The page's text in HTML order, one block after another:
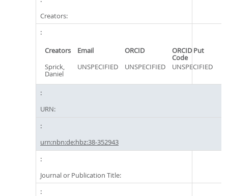
Creators:
Creators Email ORCID ORCID Put
Code
Sprick,
Daniel
UNSPECIFIED UNSPECIFIED UNSPECIFIED
URN:
urn:nbn:de:hbz:38-352943
Journal or Publication Title: